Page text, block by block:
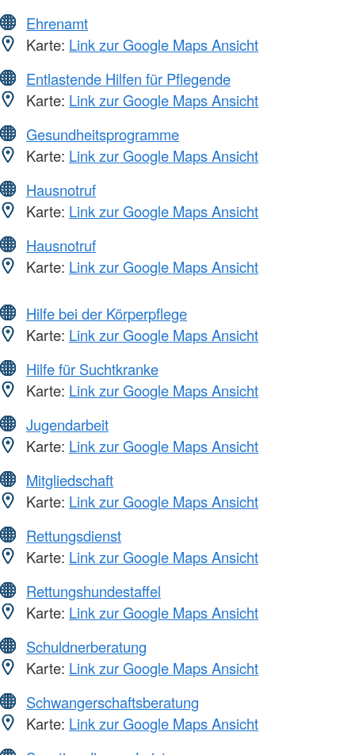
Ehrenamt
Karte: Link zur Google Maps Ansicht
Entlastende Hilfen für Pflegende
Karte: Link zur Google Maps Ansicht
Gesundheitsprogramme
Karte: Link zur Google Maps Ansicht
Hausnotruf
Karte: Link zur Google Maps Ansicht
Hausnotruf
Karte: Link zur Google Maps Ansicht
Hilfe bei der Körperpflege
Karte: Link zur Google Maps Ansicht
Hilfe für Suchtkranke
Karte: Link zur Google Maps Ansicht
Jugendarbeit
Karte: Link zur Google Maps Ansicht
Mitgliedschaft
Karte: Link zur Google Maps Ansicht
Rettungsdienst
Karte: Link zur Google Maps Ansicht
Rettungshundestaffel
Karte: Link zur Google Maps Ansicht
Schuldnerberatung
Karte: Link zur Google Maps Ansicht
Schwangerschaftsberatung
Karte: Link zur Google Maps Ansicht